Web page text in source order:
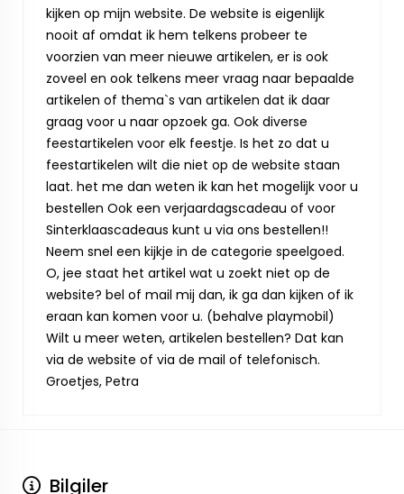
kijken op mijn website. De website is eigenlijk
nooit af omdat ik hem telkens probeer te
voorzien van meer nieuwe artikelen, er is ook
zoveel en ook telkens meer vraag naar bepaalde
artikelen of thema`s van artikelen dat ik daar
graag voor u naar opzoek ga. Ook diverse
feestartikelen voor elk feestje. Is het zo dat u
feestartikelen wilt die niet op de website staan
laat. het me dan weten ik kan het mogelijk voor u
bestellen Ook een verjaardagscadeau of voor
Sinterklaascadeaus kunt u via ons bestellen!!
Neem snel een kijkje in de categorie speelgoed.
O, jee staat het artikel wat u zoekt niet op de
website? bel of mail mij dan, ik ga dan kijken of ik
eraan kan komen voor u. (behalve playmobil)
Wilt u meer weten, artikelen bestellen? Dat kan
via de website of via de mail of telefonisch.
Groetjes, Petra
Bilgiler